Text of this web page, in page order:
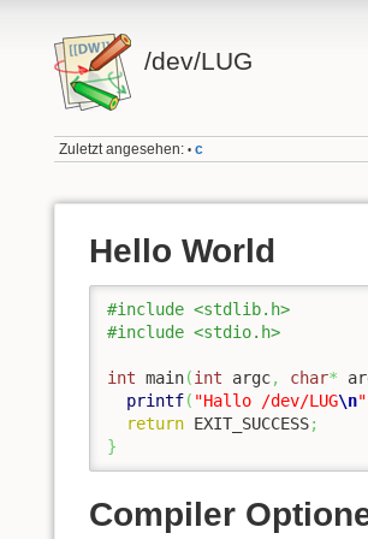
/dev/LUG
Zuletzt angesehen: • c
Hello World
#include <stdlib.h>
#include <stdio.h>
int main(int argc, char*
printf( "Hallo /dev/LUG\n"
return EXIT_SUCCESS;
}
Compiler